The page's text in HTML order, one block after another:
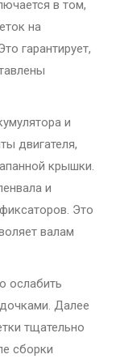
в том,
на
гарантирует,
и
двигателя,
крышки.
и
Это
валам
ослабить
Далее
тщательно
сборки